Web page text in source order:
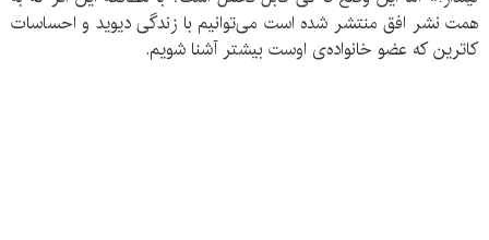
همت نشر افق منتشر شده است می‌توانیم با زندگی دیوید و احساسات
کاترین که عضو خانواده‌ی اوست بیشتر آشنا شویم.